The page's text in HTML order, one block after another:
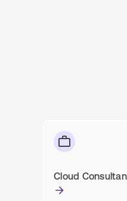
Cloud